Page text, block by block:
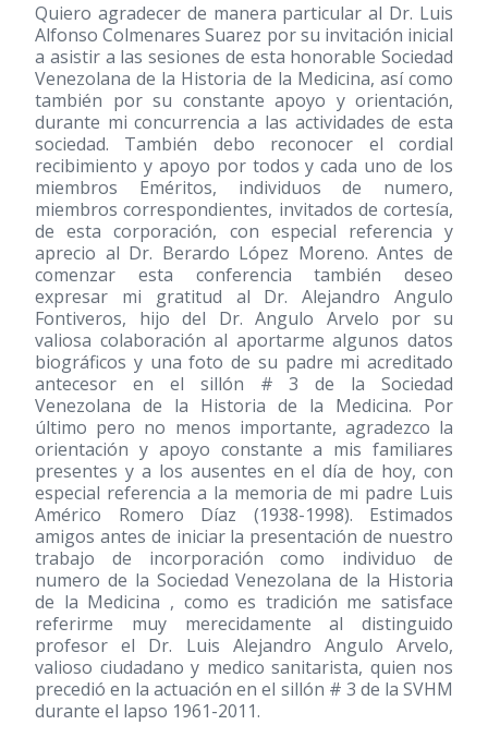
Quiero agradecer de manera particular al Dr. Luis
Alfonso Colmenares Suarez por su invitación inicial
a asistir a las sesiones de esta honorable Sociedad
Venezolana de la Historia de la Medicina, así como
también por su constante apoyo y orientación,
durante mi concurrencia a las actividades de esta
sociedad. También debo reconocer el cordial
recibimiento y apoyo por todos y cada uno de los
miembros Eméritos, individuos de numero,
miembros correspondientes, invitados de cortesía,
de esta corporación, con especial referencia y
aprecio al Dr. Berardo López Moreno. Antes de
comenzar esta conferencia también deseo
expresar mi gratitud al Dr. Alejandro Angulo
Fontiveros, hijo del Dr. Angulo Arvelo por su
valiosa colaboración al aportarme algunos datos
biográficos y una foto de su padre mi acreditado
antecesor en el sillón # 3 de la Sociedad
Venezolana de la Historia de la Medicina. Por
último pero no menos importante, agradezco la
orientación y apoyo constante a mis familiares
presentes y a los ausentes en el día de hoy, con
especial referencia a la memoria de mi padre Luis
Américo Romero Díaz (1938-1998). Estimados
amigos antes de iniciar la presentación de nuestro
trabajo de incorporación como individuo de
numero de la Sociedad Venezolana de la Historia
de la Medicina , como es tradición me satisface
referirme muy merecidamente al distinguido
profesor el Dr. Luis Alejandro Angulo Arvelo,
valioso ciudadano y medico sanitarista, quien nos
precedió en la actuación en el sillón # 3 de la SVHM
durante el lapso 1961-2011.